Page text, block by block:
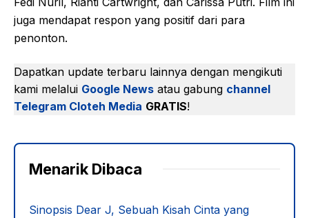
juga mendapat respon yang positif dari para
penonton.
Dapatkan update terbaru lainnya dengan mengikuti
kami melalui Google News atau gabung channel
Telegram Cloteh Media GRATIS!
Menarik Dibaca
Sinopsis Dear J, Sebuah Kisah Cinta yang